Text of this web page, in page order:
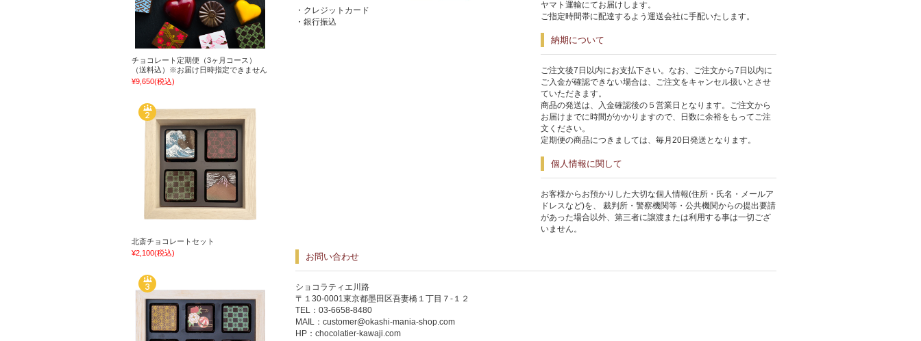
・クレジットカード
・銀行振込
ヤマト運輸にてお届けします。
ご指定時間帯に配達するよう運送会社に手配いたします。
納期について
ご注文後7日以内にお支払下さい。なお、ご注文から7日以内に
ご入金が確認できない場合は、ご注文をキャンセル扱いとさせ
ていただきます。
商品の発送は、入金確認後の５営業日となります。ご注文から
お届けまでに時間がかかりますので、日数に余裕をもってご注
文ください。
定期便の商品につきましては、毎月20日発送となります。
個人情報に関して
お客様からお預かりした大切な個人情報(住所・氏名・メールア
ドレスなど)を、 裁判所・警察機関等・公共機関からの提出要請
があった場合以外、第三者に譲渡または利用する事は一切ござ
いません。
お問い合わせ
ショコラティエ川路
〒１30-0001東京都墨田区吾妻橋１丁目７-１２
TEL：03-6658-8480
MAIL： customer@okashi-mania-shop.com
HP： chocolatier-kawaji.com
チョコレート定期便（3ヶ月コース）
（送料込）※お届け日時指定できません
¥9,650(税込)
北斎チョコレートセット
¥2,100(税込)